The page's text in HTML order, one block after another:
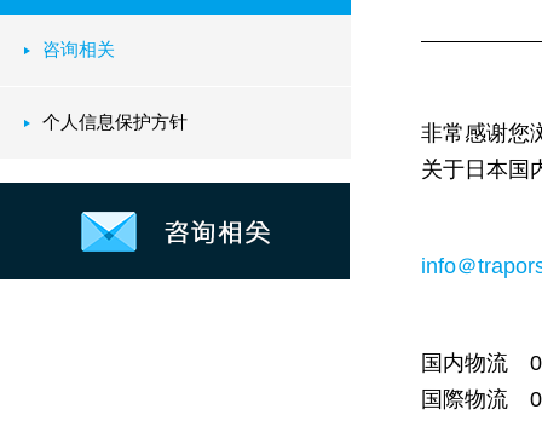
非常感谢您
关于日本国
info＠
国内物流
国際物流
咨询相关
个人信息保护方针